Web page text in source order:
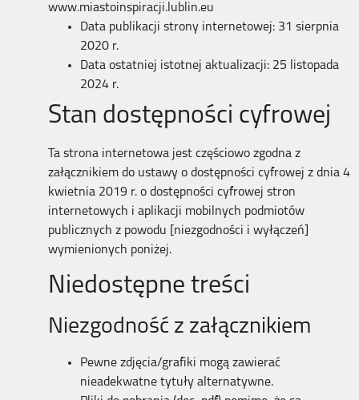
www.miastoinspiracji.lublin.eu
Data publikacji strony internetowej: 31 sierpnia
2020 r.
Data ostatniej istotnej aktualizacji: 25 listopada
2024 r.
Stan dostępności cyfrowej
Ta strona internetowa jest częściowo zgodna z
załącznikiem do ustawy o dostępności cyfrowej z dnia 4
kwietnia 2019 r. o dostępności cyfrowej stron
internetowych i aplikacji mobilnych podmiotów
publicznych z powodu [niezgodności i wyłączeń]
wymienionych poniżej.
Niedostępne treści
Niezgodność z załącznikiem
Pewne zdjęcia/grafiki mogą zawierać
nieadekwatne tytuły alternatywne.